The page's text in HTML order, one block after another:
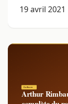
19 avril 2021